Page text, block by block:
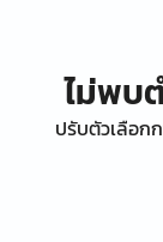
ไม่พบ
ปรับตัวเลือก